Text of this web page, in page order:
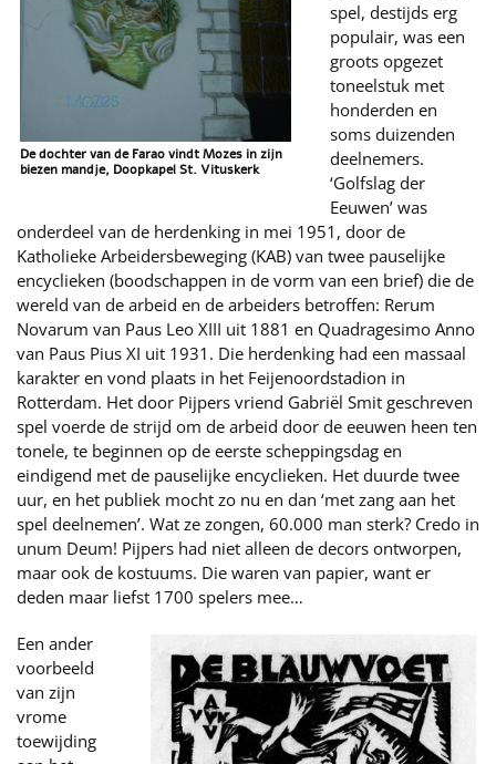
De dochter van de Farao vindt Mozes in zijn
biezen mandje, Doopkapel St. Vituskerk
spel, destijds erg
populair, was een
groots opgezet
toneelstuk met
honderden en
soms duizenden
deelnemers.
‘Golfslag der
Eeuwen’ was
onderdeel van de herdenking in mei 1951, door de
Katholieke Arbeidersbeweging (KAB) van twee pauselijke
encyclieken (boodschappen in de vorm van een brief) die de
wereld van de arbeid en de arbeiders betroffen: Rerum
Novarum van Paus Leo XIII uit 1881 en Quadragesimo Anno
van Paus Pius XI uit 1931. Die herdenking had een massaal
karakter en vond plaats in het Feijenoordstadion in
Rotterdam. Het door Pijpers vriend Gabriël Smit geschreven
spel voerde de strijd om de arbeid door de eeuwen heen ten
tonele, te beginnen op de eerste scheppingsdag en
eindigend met de pauselijke encyclieken. Het duurde twee
uur, en het publiek mocht zo nu en dan ‘met zang aan het
spel deelnemen’. Wat ze zongen, 60.000 man sterk? Credo in
unum Deum! Pijpers had niet alleen de decors ontworpen,
maar ook de kostuums. Die waren van papier, want er
deden maar liefst 1700 spelers mee…
Een ander
voorbeeld
van zijn
vrome
toewijding